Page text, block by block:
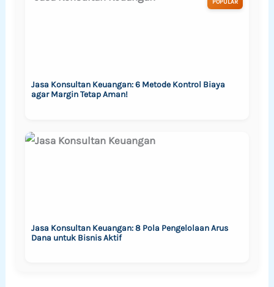
POPULAR
Jasa Konsultan Keuangan: 6 Metode Kontrol Biaya
agar Margin Tetap Aman!
Jasa Konsultan Keuangan: 8 Pola Pengelolaan Arus
Dana untuk Bisnis Aktif